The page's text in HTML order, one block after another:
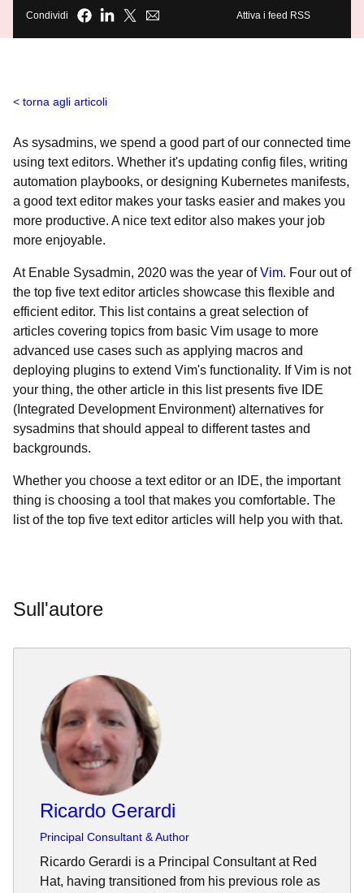
Condividi Attiva i feed RSS
torna agli articoli
As sysadmins, we spend a good part of our connected time
using text editors. Whether it's updating config files, writing
automation playbooks, or designing Kubernetes manifests,
a good text editor makes your tasks easier and makes you
more productive. A nice text editor also makes your job
more enjoyable.
At Enable Sysadmin, 2020 was the year ofVim. Four out of
the top five text editor articles showcase this flexible and
efficient editor. This list contains a great selection of
articles covering topics from basic Vim usage to more
advanced use cases such as applying macros and
deploying plugins to extend Vim's functionality. If Vim is not
your thing, the other article in this list presents five IDE
(Integrated Development Environment) alternatives for
sysadmins that should appeal to different tastes and
backgrounds.
Whether you choose a text editor or an IDE, the important
thing is choosing a tool that makes you comfortable. The
list of the top five text editor articles will help you with that.
Sull'autore
Ricardo Gerardi
Principal Consultant & Author
Ricardo Gerardi is a Principal Consultant at Red
Hat, having transitioned from his previous role as